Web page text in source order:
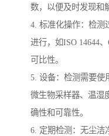
数，以便及时发现和
4. 标准化操作：检测
进行，如ISO 14644
可比性。
5. 设备：检测需要使
微生物采样器、温湿
确性和可靠性。
6. 定期检测：无尘洁